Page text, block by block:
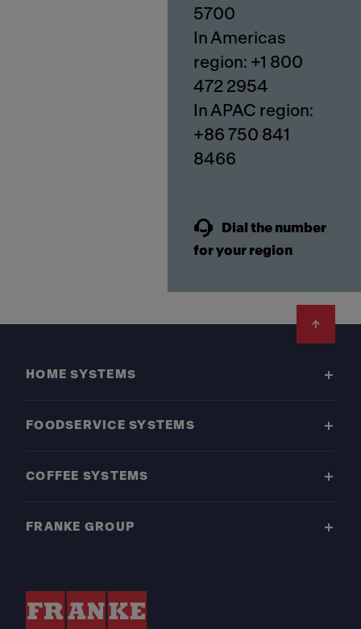
5700
In Americas
region: +1 800
472 2954
In APAC region:
+86 750 841
8466
Dial the number
for your region
HOME SYSTEMS
FOODSERVICE SYSTEMS
COFFEE SYSTEMS
FRANKE GROUP